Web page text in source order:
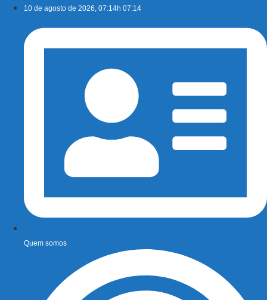
conteúdo
10 de agosto de 2026, 07:14h 07:14
Quem somos